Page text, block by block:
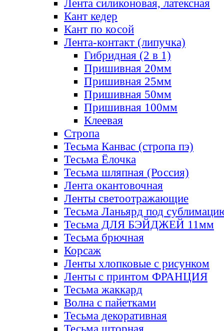
Лента силиконовая, латексная
Кант кедер
Кант по косой
Лента-контакт (липучка)
Гибридная (2 в 1)
Пришивная 20мм
Пришивная 25мм
Пришивная 50мм
Пришивная 100мм
Клеевая
Стропа
Тесьма Канвас (стропа пэ)
Тесьма Ёлочка
Тесьма шляпная (Россия)
Лента окантовочная
Ленты светоотражающие
Тесьма Ланьярд под
Тесьма ДЛЯ БЭЙДЖЕЙ 11мм
Тесьма брючная
Корсаж
Ленты хлопковые с рисунком
Ленты с принтом ФРАНЦИЯ
Тесьма жаккард
Волна с пайетками
Тесьма декоративная